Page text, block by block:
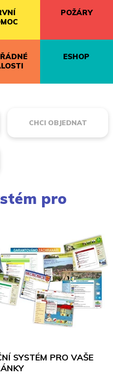
POŽÁRY
ESHOP
CHCI OBJEDNAT
pro
SYSTÉM PRO VAŠE